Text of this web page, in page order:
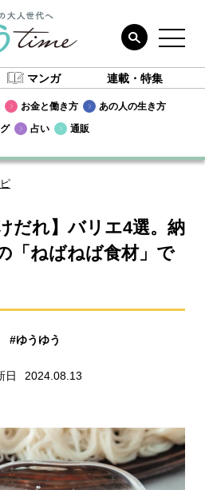
マンガ 連載・特集
お金と働き方
あの人の生き方
占い 通販
だれ】バリエ4選。納
「ねばねば食材」で
#ゆうゆう
日
2024.08.13